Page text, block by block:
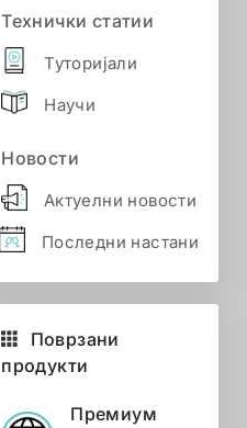
Технички статии
Туторијали
Научи
Новости
Актуелни новости
Последни настани
Поврзани
продукти
Премиум